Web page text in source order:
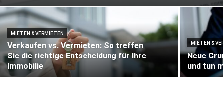
MIETEN & VERMIETEN
Verkaufen vs. Vermieten: So treffen
Sie die richtige Entscheidung für Ihre
Immobilie
MIETEN &
Neue
und tun